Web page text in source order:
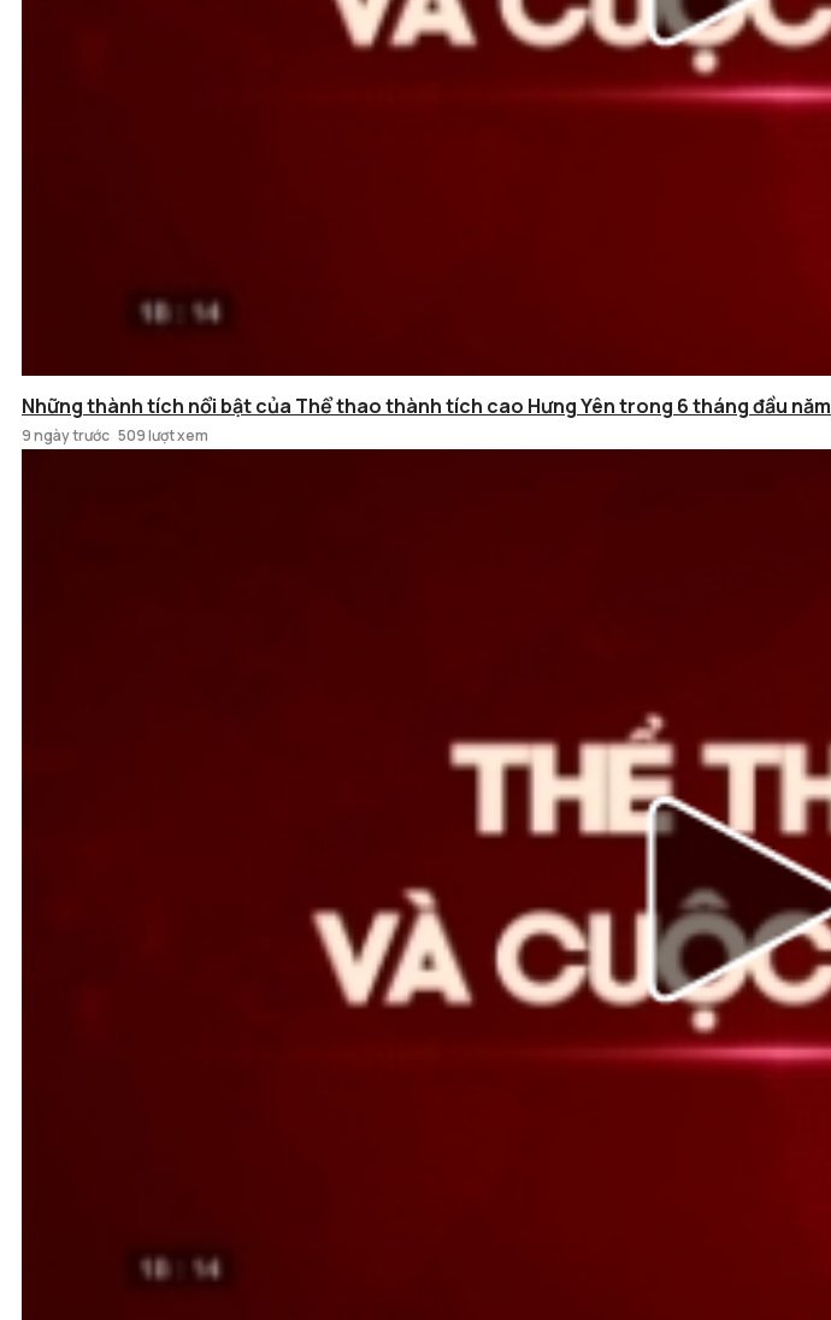
Những thành tích nổi bật của Thể thao thành tích cao Hưng Yên trong 6 tháng đầu năm
9 ngày trước 509 lượt xem